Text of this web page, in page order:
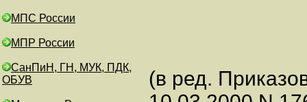
МПС России
МПР России
СанПиН, ГН, МУК, ПДК,
ОБУВ
(в ред.